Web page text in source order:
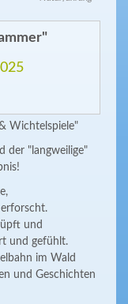
Wichtelspiele"
der "langweilige"
und
und gefühlt.
im Wald
und Geschichten